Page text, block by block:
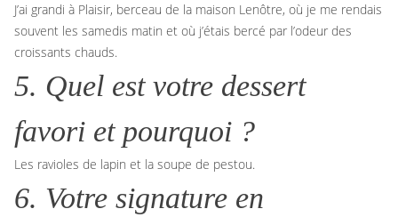
J’ai grandi à Plaisir, berceau de la maison Lenôtre, où je me rendais
souvent les samedis matin et où j’étais bercé par l’odeur des
croissants chauds.
5. Quel est votre dessert
favori et pourquoi ?
Les ravioles de lapin et la soupe de pestou.
6. Votre signature en